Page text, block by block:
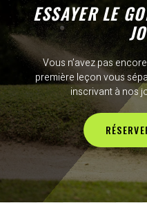
ESSAYER LE
Vous n’avez pas
première leçon vous
inscrivant à nos